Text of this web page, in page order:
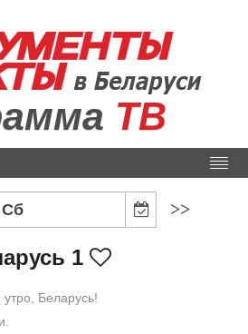
ТВ
Сб >>
1
Беларусь!